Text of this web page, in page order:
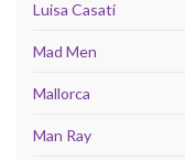
Luisa Casati
Mad Men
Mallorca
Man Ray